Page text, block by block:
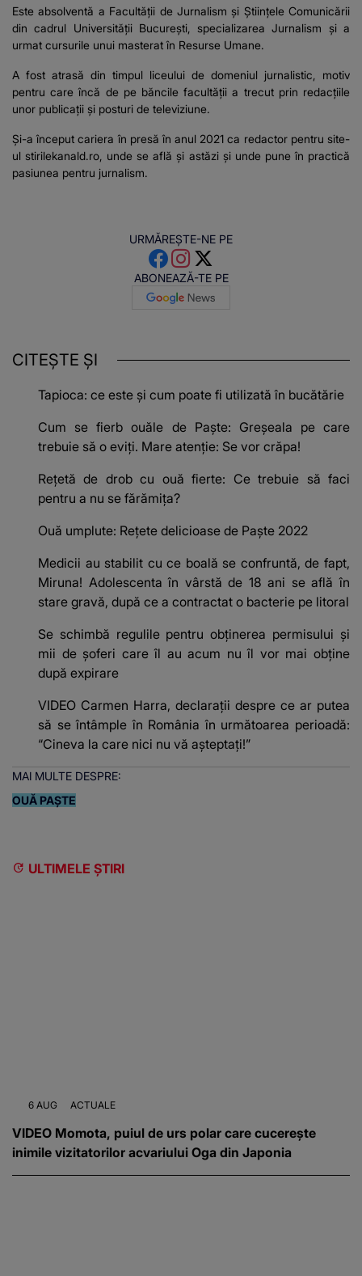
Este absolventă a Facultății de Jurnalism și Științele Comunicării
din cadrul Universității București, specializarea Jurnalism și a
urmat cursurile unui masterat în Resurse Umane.
A fost atrasă din timpul liceului de domeniul jurnalistic, motiv
pentru care încă de pe băncile facultății a trecut prin redacțiile
unor publicații și posturi de televiziune.
Și-a început cariera în presă în anul 2021 ca redactor pentru site-
ul stirilekanald.ro, unde se află și astăzi și unde pune în practică
pasiunea pentru jurnalism.
URMĂREȘTE-NE PE
ABONEAZĂ-TE PE
CITEȘTE ȘI
Tapioca: ce este și cum poate fi utilizată în bucătărie
Cum se fierb ouăle de Paşte: Greşeala pe care
trebuie să o eviţi. Mare atenţie: Se vor crăpa!
Reţetă de drob cu ouă fierte: Ce trebuie să faci
pentru a nu se fărămiţa?
Ouă umplute: Rețete delicioase de Paşte 2022
Medicii au stabilit cu ce boală se confruntă, de fapt,
Miruna! Adolescenta în vârstă de 18 ani se află în
stare gravă, după ce a contractat o bacterie pe litoral
Se schimbă regulile pentru obținerea permisului și
mii de șoferi care îl au acum nu îl vor mai obține
după expirare
VIDEO Carmen Harra, declarații despre ce ar putea
să se întâmple în România în următoarea perioadă:
“Cineva la care nici nu vă așteptați!”
MAI MULTE DESPRE:
OUĂ PAȘTE
ULTIMELE ȘTIRI
6 AUG ACTUALE
VIDEO Momota, puiul de urs polar care cucerește
inimile vizitatorilor acvariului Oga din Japonia